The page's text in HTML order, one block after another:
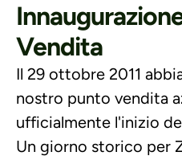
Vendita
Il 29 ottobre 2011
nostro punto vendita
ufficialmente l'inizio
Un giorno storico per